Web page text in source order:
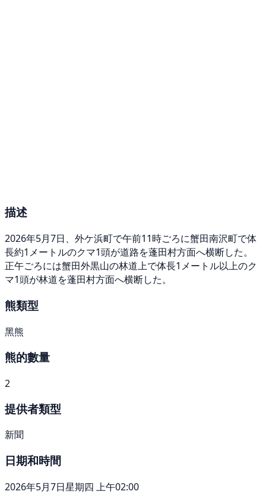
描述
2026年5月7日、外ケ浜町で午前11時ごろに蟹田南沢町で体
長約1メートルのクマ1頭が道路を蓬田村方面へ横断した。
正午ごろには蟹田外黒山の林道上で体長1メートル以上のク
マ1頭が林道を蓬田村方面へ横断した。
熊類型
黑熊
熊的數量
2
提供者類型
新聞
日期和時間
2026年5月7日星期四 上午02:00